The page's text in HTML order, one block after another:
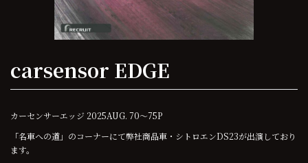
carsensor EDGE
カーセンサーエッジ 2025AUG. 70～75P
「名車への道」のコーナーにて弊社商品車・シトロエンDS23が出演しており
ます。